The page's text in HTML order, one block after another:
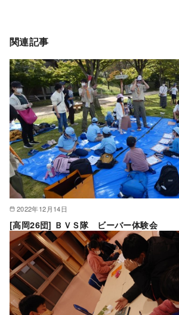
関連記事
2022年12月14日
[高岡26団] ＢＶＳ隊 ビーバー体験会